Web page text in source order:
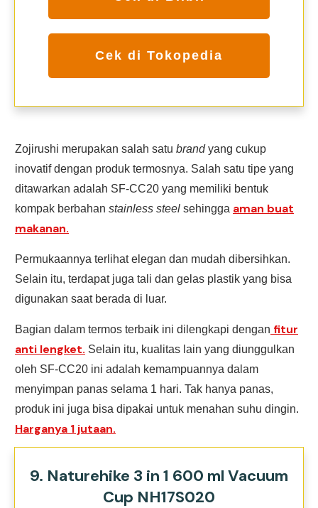
Cek di Tokopedia
Zojirushi merupakan salah satu brandyang cukup
inovatif dengan produk termosnya. Salah satu tipe yang
ditawarkan adalah SF-CC20 yang memiliki bentuk
kompak berbahan stainless steel sehingga aman buat
makanan.
Permukaannya terlihat elegan dan mudah dibersihkan.
Selain itu, terdapat juga tali dan gelas plastik yang bisa
digunakan saat berada di luar.
Bagian dalam termos terbaik ini dilengkapi dengan fitur
anti lengket. Selain itu, kualitas lain yang diunggulkan
oleh SF-CC20 ini adalah kemampuannya dalam
menyimpan panas selama 1 hari. Tak hanya panas,
produk ini juga bisa dipakai untuk menahan suhu dingin.
Harganya 1 jutaan.
9. Naturehike 3 in 1 600 ml Vacuum
Cup NH17S020